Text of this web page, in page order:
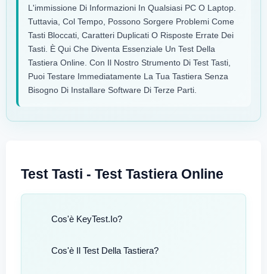
L'immissione Di Informazioni In Qualsiasi PC O Laptop.
Tuttavia, Col Tempo, Possono Sorgere Problemi Come
Tasti Bloccati, Caratteri Duplicati O Risposte Errate Dei
Tasti. È Qui Che Diventa Essenziale Un Test Della
Tastiera Online. Con Il Nostro Strumento Di Test Tasti,
Puoi Testare Immediatamente La Tua Tastiera Senza
Bisogno Di Installare Software Di Terze Parti.
Test Tasti - Test Tastiera Online
Cos'è KeyTest.io?
Cos'è Il Test Della Tastiera?